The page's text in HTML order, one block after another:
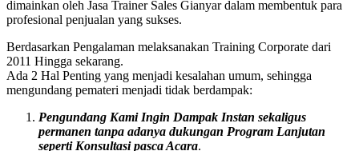
dimainkan oleh Jasa Trainer Sales Gianyar dalam membentuk para
profesional penjualan yang sukses.
Berdasarkan Pengalaman melaksanakan Training Corporate dari
2011 Hingga sekarang.
Ada 2 Hal Penting yang menjadi kesalahan umum, sehingga
mengundang pemateri menjadi tidak berdampak:
Pengundang Kami Ingin Dampak Instan sekaligus
permanen tanpa adanya dukungan Program Lanjutan
seperti Konsultasi pasca Acara.